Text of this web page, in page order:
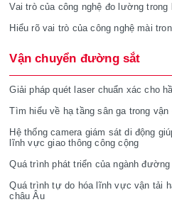
Vai trò của công nghệ đo lường
Hiểu rõ vai trò của công nghệ mài
Vận chuyển đường sắt
Giải pháp quét laser chuẩn xác cho
Tìm hiểu về hạ tầng sân ga trong
Hệ thống camera giám sát di động
lĩnh vực giao thông công cộng
Quá trình phát triển của ngành
Quá trình tự do hóa lĩnh vực vận tải
châu Âu